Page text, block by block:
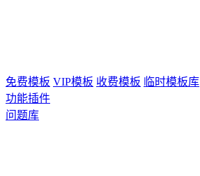
免费模板 VIP模板 收费模板 临时模板库
功能插件
问题库